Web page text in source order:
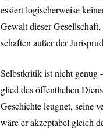
essiert logischerweise
Gewalt dieser
schaften außer der
Selbstkritik ist nicht genug
glied des öffentlichen
Geschichte leugnet, seine
wäre er akzeptabel gleich